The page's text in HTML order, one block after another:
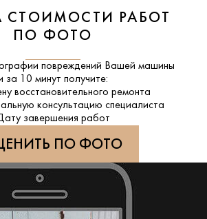
СТОИМОСТИ РАБОТ
ПО ФОТО
повреждений Вашей машины
за 10 минут получите:
восстановительного ремонта
консультацию специалиста
завершения работ
ПО ФОТО